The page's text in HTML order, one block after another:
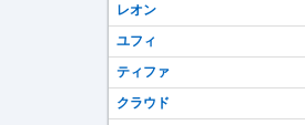
レオン
ユフィ
ティファ
クラウド